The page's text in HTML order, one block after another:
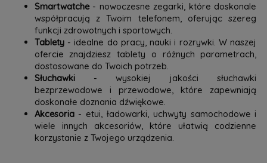
Smartwatche- nowoczesne zegarki, które doskonale
współpracują z Twoim telefonem, oferując szereg
funkcji zdrowotnych i sportowych.
Tablety- idealne do pracy, nauki i rozrywki. W naszej
ofercie znajdziesz tablety o różnych parametrach,
dostosowane do Twoich potrzeb.
Słuchawki- wysokiej jakości słuchawki
bezprzewodowe i przewodowe, które zapewniają
doskonałe doznania dźwiękowe.
Akcesoria- etui, ładowarki, uchwyty samochodowe i
wiele innych akcesoriów, które ułatwią codzienne
korzystanie z Twojego urządzenia.